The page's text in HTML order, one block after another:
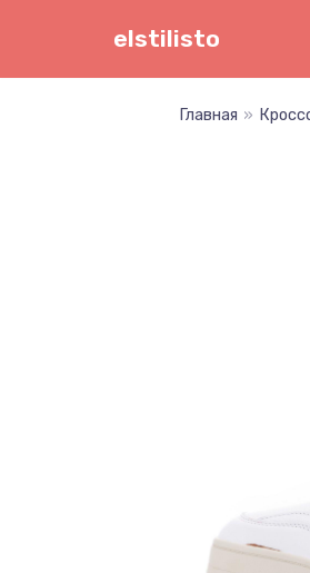
elstilisto
Главная »